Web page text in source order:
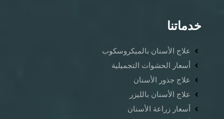
خدماتنا
علاج الأسنان بالميكروسكوب
أسعار الحشوات التجميلية
علاج جذور الأسنان
علاج الأسنان بالليزر
أسعار زراعة الأسنان